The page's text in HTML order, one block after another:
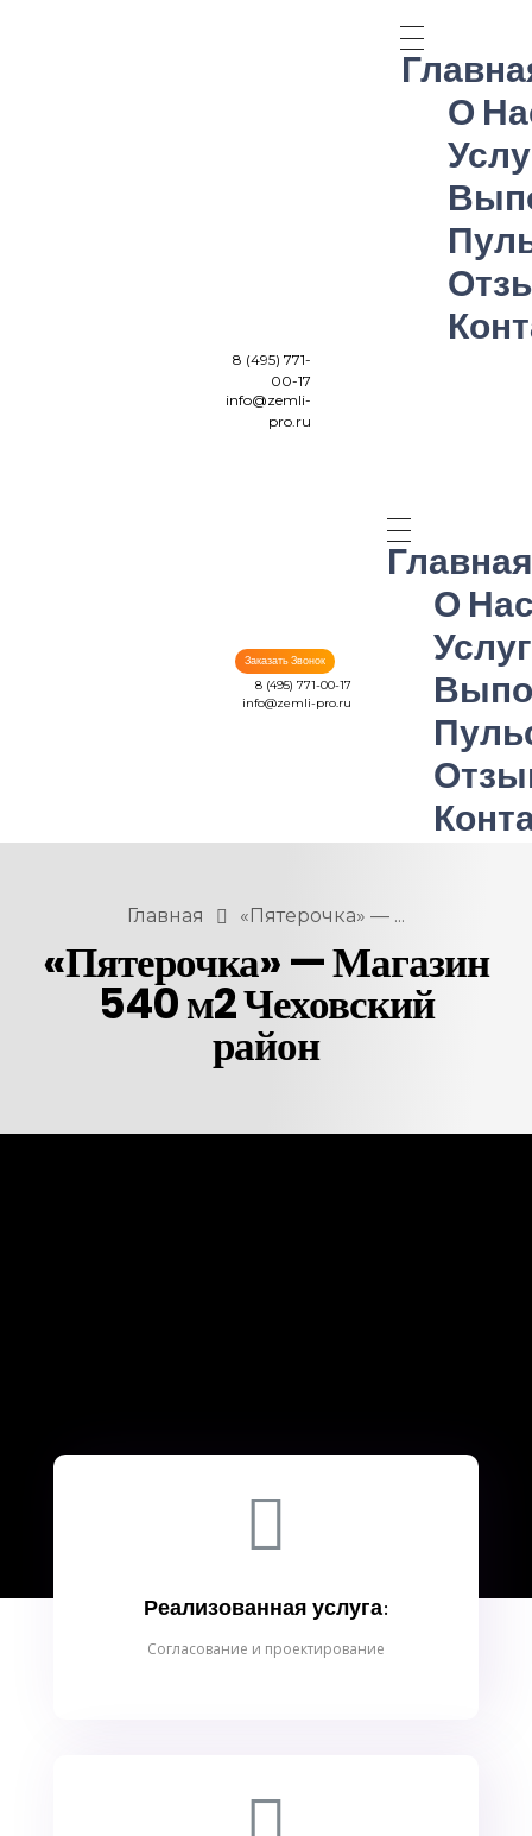
О
8 (495) 771-
00-17
info@zemli-
pro.ru
Заказать Звонок
8 (495) 771-00-17
info@zemli-pro.ru
О
Главная «Пятерочка» — ...
«Пятерочка» — Магазин
540 м2 Чеховский
район
Реализованная услуга:
Согласование и проектирование